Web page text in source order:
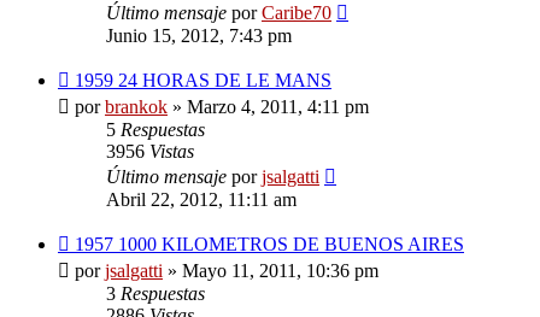
Último mensaje porCaribe70
Junio 15, 2012, 7:43 pm
1959 24 HORAS DE LE MANS
porbrankok » Marzo 4, 2011, 4:11 pm
5 Respuestas
3956 Vistas
Último mensaje porjsalgatti
Abril 22, 2012, 11:11 am
1957 1000 KILOMETROS DE BUENOS AIRES
porjsalgatti » Mayo 11, 2011, 10:36 pm
3 Respuestas